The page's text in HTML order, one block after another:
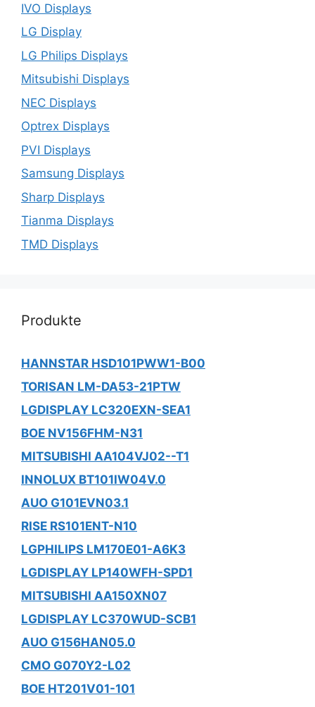
IVO Displays
LG Display
LG Philips Displays
Mitsubishi Displays
NEC Displays
Optrex Displays
PVI Displays
Samsung Displays
Sharp Displays
Tianma Displays
TMD Displays
Produkte
HANNSTAR HSD101PWW1-B00
TORISAN LM-DA53-21PTW
LGDISPLAY LC320EXN-SEA1
BOE NV156FHM-N31
MITSUBISHI AA104VJ02--T1
INNOLUX BT101IW04V.0
AUO G101EVN03.1
RISE RS101ENT-N10
LGPHILIPS LM170E01-A6K3
LGDISPLAY LP140WFH-SPD1
MITSUBISHI AA150XN07
LGDISPLAY LC370WUD-SCB1
AUO G156HAN05.0
CMO G070Y2-L02
BOE HT201V01-101